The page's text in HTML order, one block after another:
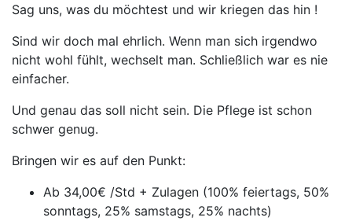
Sag uns, was du möchtest und wir kriegen das hin !
Sind wir doch mal ehrlich. Wenn man sich irgendwo
nicht wohl fühlt, wechselt man. Schließlich war es nie
einfacher.
Und genau das soll nicht sein. Die Pflege ist schon
schwer genug.
Bringen wir es auf den Punkt:
Ab 34,00€ /Std + Zulagen (100% feiertags, 50%
sonntags, 25% samstags, 25% nachts)